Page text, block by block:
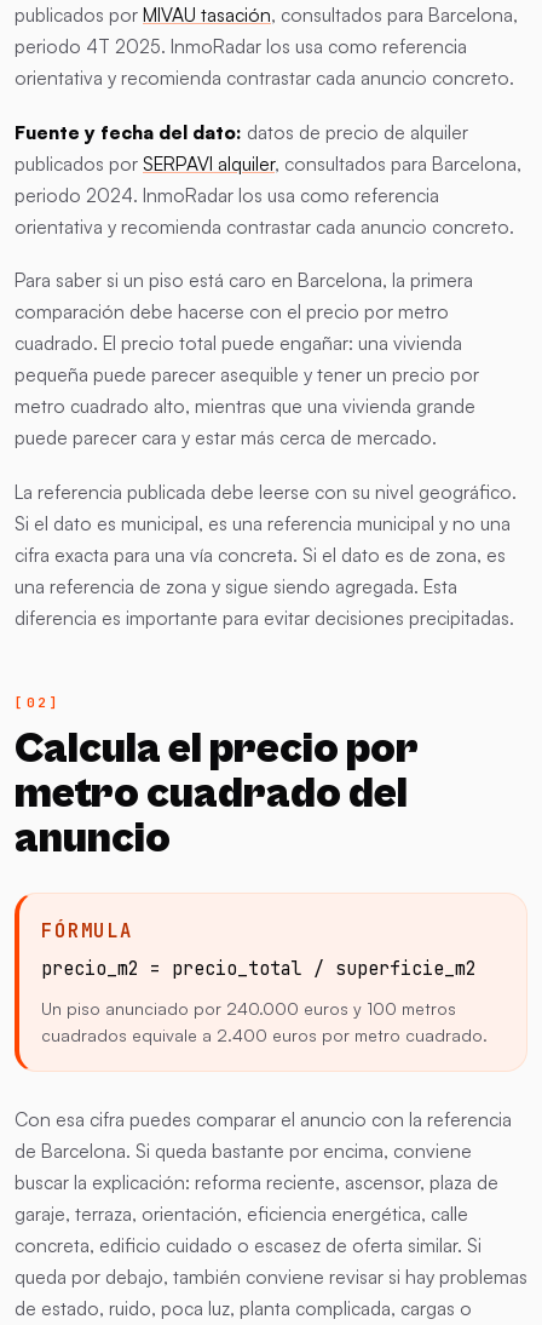
publicados por MIVAU tasación, consultados para Barcelona,
periodo 4T 2025. InmoRadar los usa como referencia
orientativa y recomienda contrastar cada anuncio concreto.
Fuente y fecha del dato: datos de precio de alquiler
publicados por SERPAVI alquiler, consultados para Barcelona,
periodo 2024. InmoRadar los usa como referencia
orientativa y recomienda contrastar cada anuncio concreto.
Para saber si un piso está caro en Barcelona, la primera
comparación debe hacerse con el precio por metro
cuadrado. El precio total puede engañar: una vivienda
pequeña puede parecer asequible y tener un precio por
metro cuadrado alto, mientras que una vivienda grande
puede parecer cara y estar más cerca de mercado.
La referencia publicada debe leerse con su nivel geográfico.
Si el dato es municipal, es una referencia municipal y no una
cifra exacta para una vía concreta. Si el dato es de zona, es
una referencia de zona y sigue siendo agregada. Esta
diferencia es importante para evitar decisiones precipitadas.
Calcula el precio por
metro cuadrado del
anuncio
FÓRMULA
precio_m2 = precio_total / superficie_m2
Un piso anunciado por 240.000 euros y 100 metros
cuadrados equivale a 2.400 euros por metro cuadrado.
Con esa cifra puedes comparar el anuncio con la referencia
de Barcelona. Si queda bastante por encima, conviene
buscar la explicación: reforma reciente, ascensor, plaza de
garaje, terraza, orientación, eficiencia energética, calle
concreta, edificio cuidado o escasez de oferta similar. Si
queda por debajo, también conviene revisar si hay problemas
de estado, ruido, poca luz, planta complicada, cargas o